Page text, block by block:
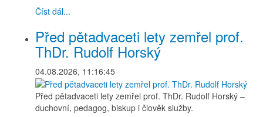
Číst dál...
Před pětadvaceti lety zemřel prof.
ThDr. Rudolf Horský
04.08.2026, 11:16:45
Před pětadvaceti lety zemřel prof. ThDr. Rudolf Horský –
duchovní, pedagog, biskup i člověk služby.